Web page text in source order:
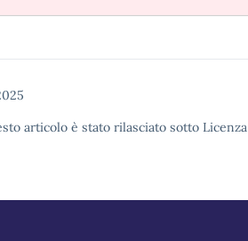
articolo è stato rilasciato sotto Licenza